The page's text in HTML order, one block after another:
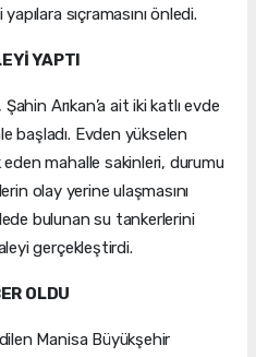
sıçramasını önledi.
YAPTI
Arıkan’a ait iki katlı evde
başladı. Evden yükselen
mahalle sakinleri, durumu
olay yerine ulaşmasını
bulunan su tankerlerini
gerçekleştirdi.
OLDU
Manisa Büyükşehir